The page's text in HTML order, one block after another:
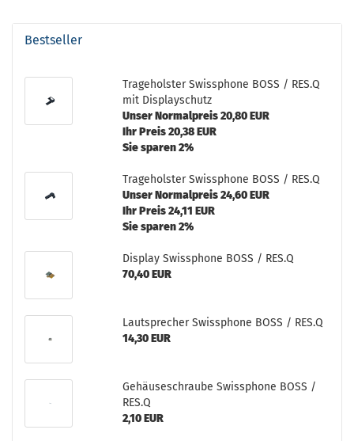
Bestseller
Trageholster Swissphone BOSS / RES.Q
mit Displayschutz
Unser Normalpreis 20,80 EUR
Ihr Preis 20,38 EUR
Sie sparen 2%
Trageholster Swissphone BOSS / RES.Q
Unser Normalpreis 24,60 EUR
Ihr Preis 24,11 EUR
Sie sparen 2%
Display Swissphone BOSS / RES.Q
70,40 EUR
Lautsprecher Swissphone BOSS / RES.Q
14,30 EUR
Gehäuseschraube Swissphone BOSS /
RES.Q
2,10 EUR